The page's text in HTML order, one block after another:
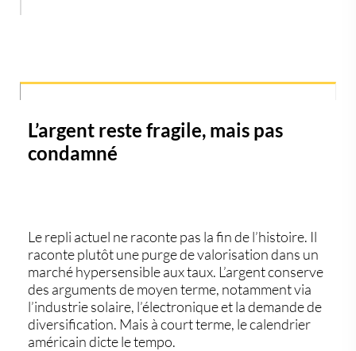
L’argent reste fragile, mais pas
condamné
Le repli actuel ne raconte pas la fin de l’histoire. Il
raconte plutôt une purge de valorisation dans un
marché hypersensible aux taux. L’argent conserve
des arguments de moyen terme, notamment via
l’industrie solaire, l’électronique et la demande de
diversification. Mais à court terme, le calendrier
américain dicte le tempo.